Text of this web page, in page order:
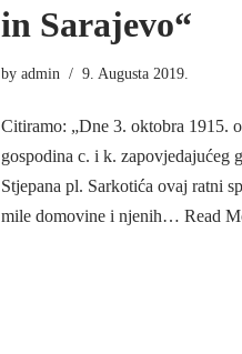
in Sarajevo“
by admin 9. Augusta 2019.
Citiramo: „Dne 3. oktobra 1915.
gospodina c. i k. zapovjedajućeg
Stjepana pl. Sarkotića ovaj ratni
mile domovine i njenih… Read